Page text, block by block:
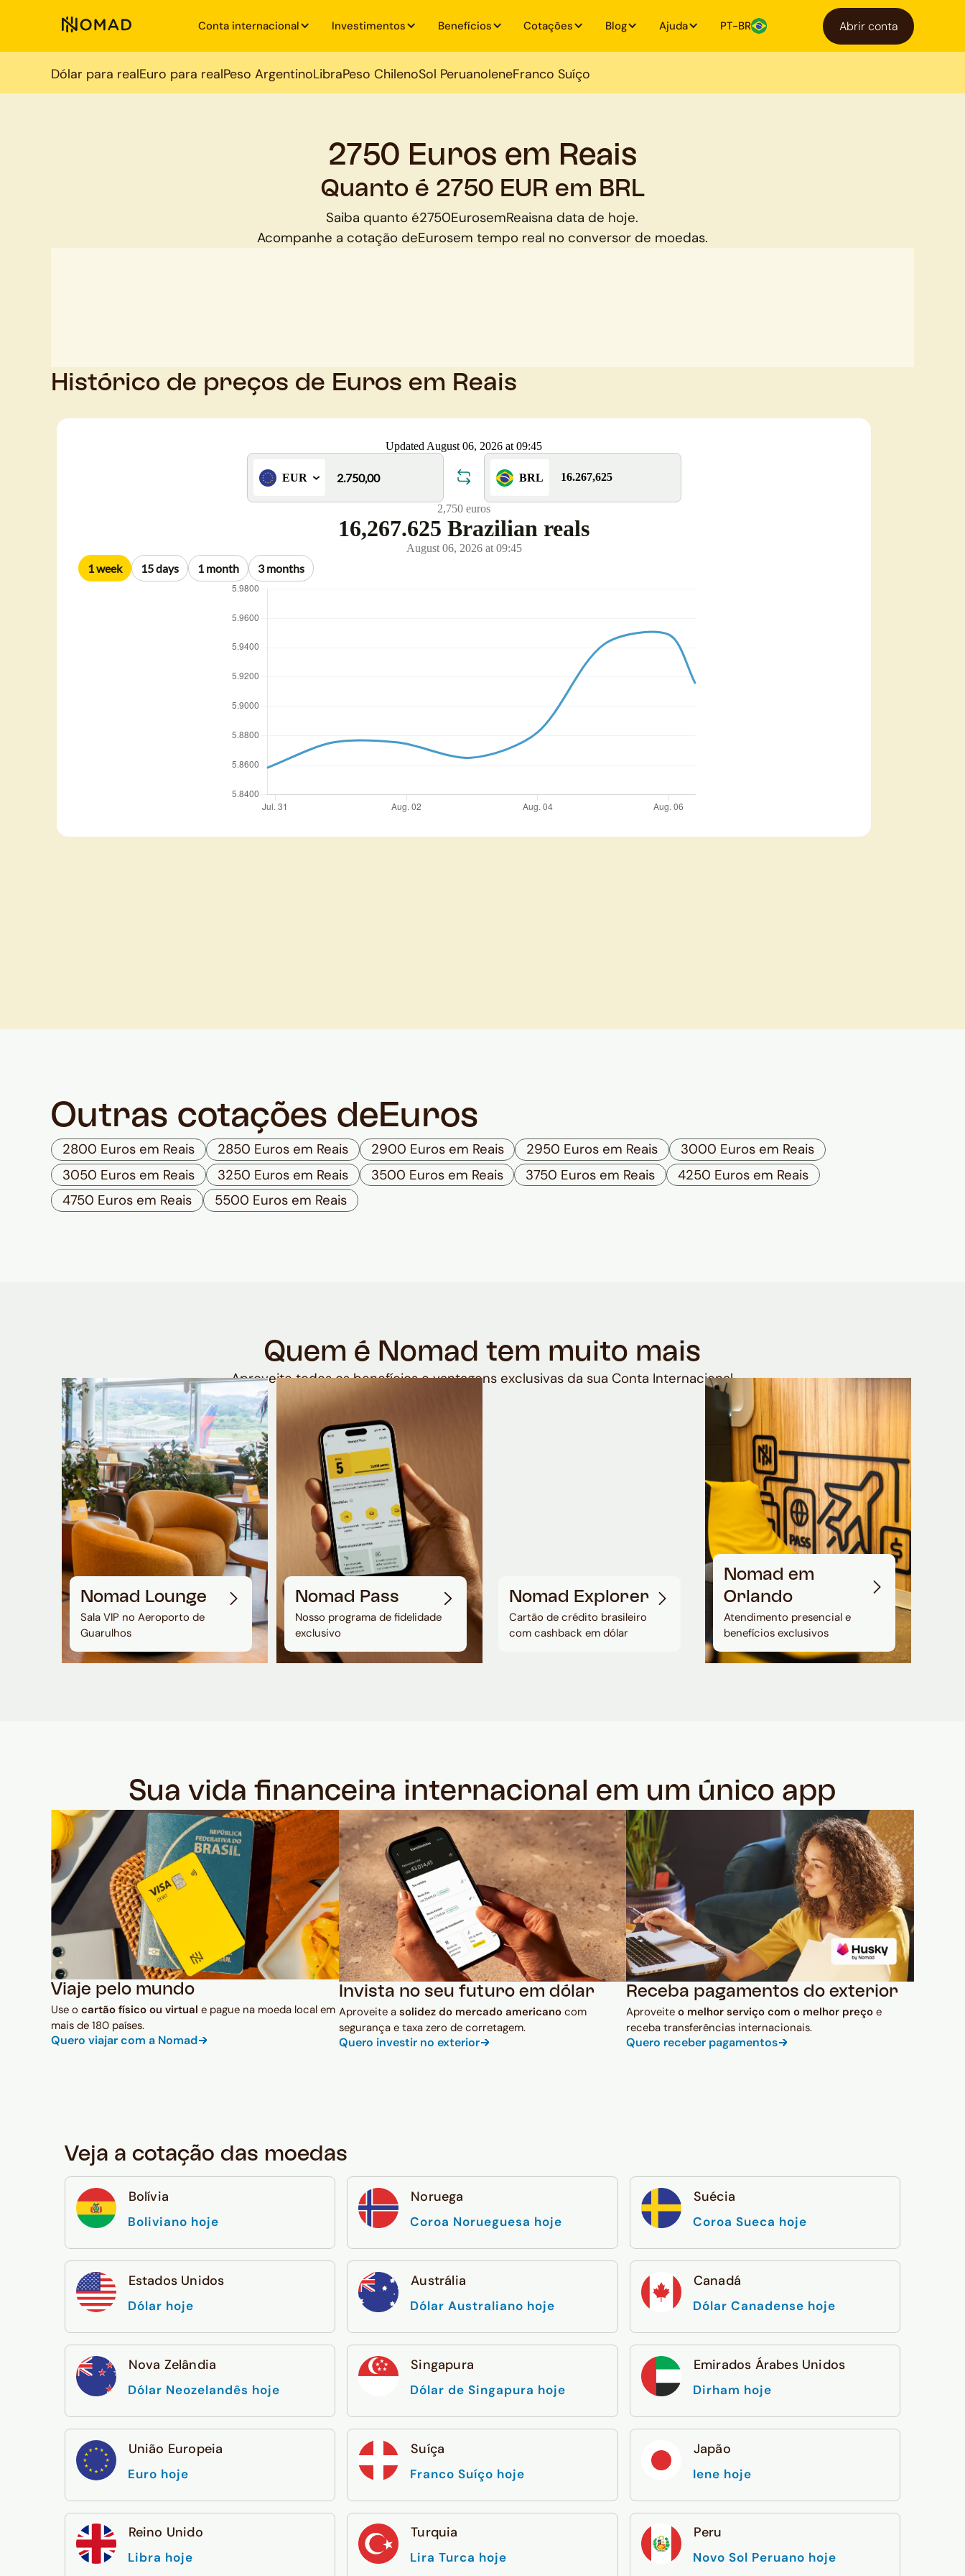
Conta internacional Investimentos Benefícios Cotações Blog Ajuda PT-BR Abrir conta
Dólar para realEuro para realPeso ArgentinoLibraPeso ChilenoSol PeruanoIeneFranco Suíço
2750 Euros em Reais
Quanto é 2750 EUR em BRL
Saiba quanto é2750EurosemReaisna data de hoje.
Acompanhe a cotação deEurosem tempo real no conversor de moedas.
Histórico de preços de Euros em Reais
Outras cotações de Euros
2800 Euros em Reais 2850 Euros em Reais 2900 Euros em Reais 2950 Euros em Reais
3000 Euros em Reais
3050 Euros em Reais
3250 Euros em Reais 3500 Euros em Reais 3750 Euros em Reais
4250 Euros em Reais
4750 Euros em Reais
5500 Euros em Reais
Quem é Nomad tem muito mais
Aproveite todos os benefícios e vantagens exclusivas da sua Conta Internacional
Nomad Lounge
Sala VIP no Aeroporto de
Guarulhos
Nomad Pass
Nosso programa de fidelidade
exclusivo
Nomad Explorer
Cartão de crédito brasileiro
com cashback em dólar
Nomad em
Orlando
Atendimento presencial e
benefícios exclusivos
Sua vida financeira internacional em um único app
Viaje pelo mundo
Use o cartão físico ou virtual e pague na moeda local em
mais de 180 países.
Quero viajar com a Nomad
Invista no seu futuro em dólar
Aproveite a solidez do mercado americanocom
segurança e taxa zero de corretagem.
Quero investir no exterior
Receba pagamentos do exterior
Aproveiteo melhor serviço com o melhor preço e
receba transferências internacionais.
Quero receber pagamentos
Veja a cotação das moedas
Bolívia
Boliviano hoje
Noruega
Coroa Norueguesa hoje
Suécia
Coroa Sueca hoje
Estados Unidos
Dólar hoje
Austrália
Dólar Australiano hoje
Canadá
Dólar Canadense hoje
Nova Zelândia
Dólar Neozelandês hoje
Singapura
Dólar de Singapura hoje
Emirados Árabes Unidos
Dirham hoje
União Europeia
Euro hoje
Suíça
Franco Suíço hoje
Japão
Iene hoje
Reino Unido
Libra hoje
Turquia
Lira Turca hoje
Peru
Novo Sol Peruano hoje